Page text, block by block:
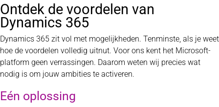
Ontdek de voordelen van
Dynamics 365
Dynamics 365 zit vol met mogelijkheden. Tenminste, als je weet
hoe de voordelen volledig uitnut. Voor ons kent het Microsoft-
platform geen verrassingen. Daarom weten wij precies wat
nodig is om jouw ambities te activeren.
Eén oplossing